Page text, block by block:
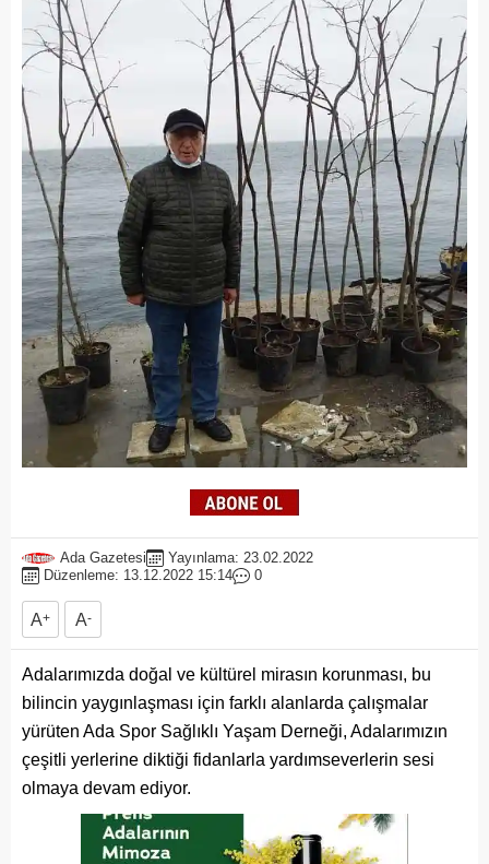
Ada Gazetesi
Yayınlama: 23.02.2022
Düzenleme: 13.12.2022 15:14
0
A+ A-
Adalarımızda doğal ve kültürel mirasın korunması, bu
bilincin yaygınlaşması için farklı alanlarda çalışmalar
yürüten Ada Spor Sağlıklı Yaşam Derneği, Adalarımızın
çeşitli yerlerine diktiği fidanlarla yardımseverlerin sesi
olmaya devam ediyor.